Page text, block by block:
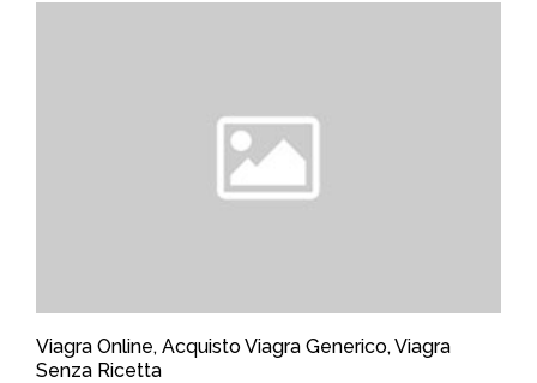
Viagra Online, Acquisto Viagra Generico, Viagra
Senza Ricetta